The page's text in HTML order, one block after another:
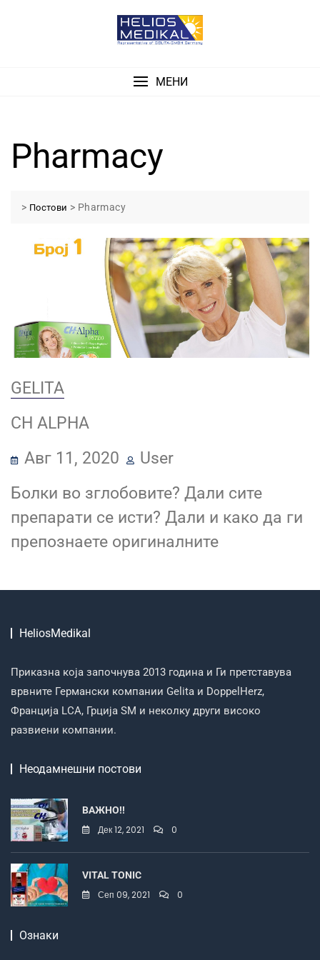
МЕНИ
Pharmacy
> Постови > Pharmacy
GELITA
CH ALPHA
Авг 11, 2020
User
Болки во зглобовите? Дали сите
препарати се исти? Дали и како да ги
препознаете оригиналните
HeliosMedikal
Приказна која започнува 2013 година и Ги претставува
врвните Германски компании Gelita и DoppelHerz,
Франција LCA, Грција SM и неколку други високо
развиени компании.
Неодамнешни постови
ВАЖНО!!
Дек 12, 2021 0
VITAL TONIC
Сеп 09, 2021 0
Ознаки